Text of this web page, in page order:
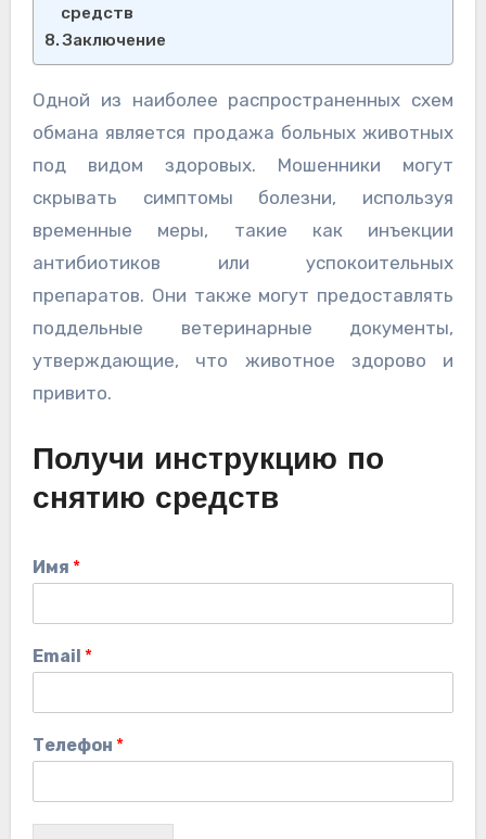
средств
Заключение
Одной из наиболее распространенных схем
обмана является продажа больных животных
под видом здоровых. Мошенники могут
скрывать симптомы болезни, используя
временные меры, такие как инъекции
антибиотиков или успокоительных
препаратов. Они также могут предоставлять
поддельные ветеринарные документы,
утверждающие, что животное здорово и
привито.
Получи инструкцию по
снятию средств
Имя *
Email *
Телефон *